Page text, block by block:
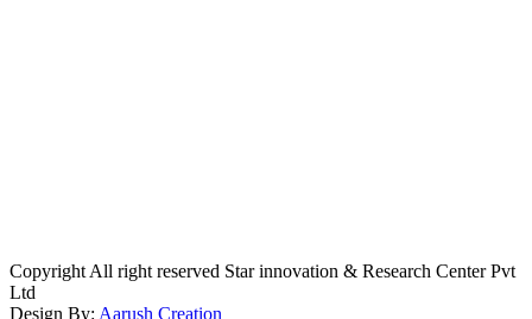
Copyright All right reserved Star innovation & Research Center Pvt
Ltd
Design By: Aarush Creation